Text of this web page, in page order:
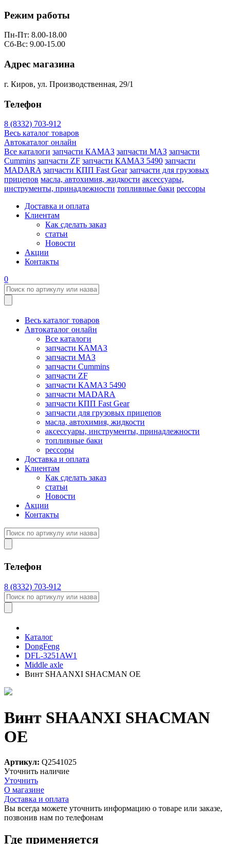
Режим работы
Пн-Пт: 8.00-18.00
Сб-Вс: 9.00-15.00
Адрес магазина
г. Киров, ул. Производственная, 29/1
Телефон
8 (8332) 703-912
Весь каталог товаров
Автокаталог онлайн
Все каталоги запчасти КАМАЗ запчасти МАЗ запчасти
Cummins запчасти ZF запчасти КАМАЗ 5490 запчасти
MADARA запчасти КПП Fast Gear запчасти для грузовых
прицепов масла, автохимия, жидкости аксессуары,
инструменты, принадлежности топливные баки рессоры
Доставка и оплата
Клиентам
Как сделать заказ
статьи
Новости
Акции
Контакты
0
Весь каталог товаров
Автокаталог онлайн
Все каталоги
запчасти КАМАЗ
запчасти МАЗ
запчасти Cummins
запчасти ZF
запчасти КАМАЗ 5490
запчасти MADARA
запчасти КПП Fast Gear
запчасти для грузовых прицепов
масла, автохимия, жидкости
аксессуары, инструменты, принадлежности
топливные баки
рессоры
Доставка и оплата
Клиентам
Как сделать заказ
статьи
Новости
Акции
Контакты
Телефон
8 (8332) 703-912
Каталог
DongFeng
DFL-3251AW1
Middle axle
Винт SHAANXI SHACMAN OE
Винт SHAANXI SHACMAN
OE
Артикул: Q2541025
Уточнить наличие
Уточнить
О магазине
Доставка и оплата
Вы всегда можете уточнить информацию о товаре или заказе,
позвонив нам по телефонам
Где применяется